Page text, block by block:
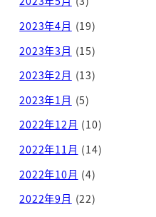
2023年4月 (19)
2023年3月 (15)
2023年2月 (13)
2023年1月 (5)
2022年12月 (10)
2022年11月 (14)
2022年10月 (4)
2022年9月 (22)